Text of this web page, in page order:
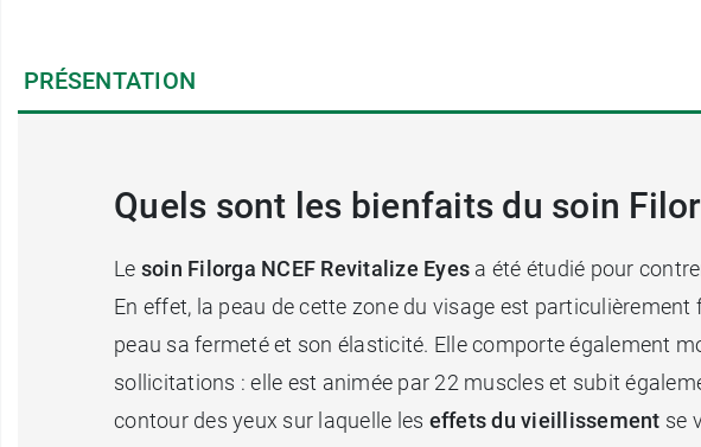
PRÉSENTATION
Quels sont les bienfaits du soin
Le soin Filorga NCEF Revitalize Eyes a été étudié pour
En effet, la peau de cette zone du visage est
peau sa fermeté et son élasticité. Elle comporte également
sollicitations : elle est animée par 22 muscles et subit
contour des yeux sur laquelle les effets du vieillissement se